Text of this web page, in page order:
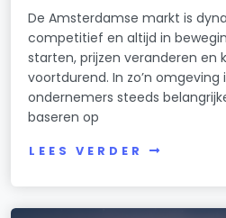
De Amsterdamse markt is
competitief en altijd in
starten, prijzen veranderen en
voortdurend. In zo’n omgeving
ondernemers steeds
baseren op
LEES VERDER